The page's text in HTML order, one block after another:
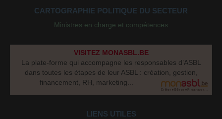
CARTOGRAPHIE POLITIQUE DU SECTEUR
Ministres en charge et compétences
VISITEZ MONASBL.BE
La plate-forme qui accompagne les responsables d’ASBL
dans toutes les étapes de leur ASBL : création, gestion,
financement, RH, marketing...
LIENS UTILES